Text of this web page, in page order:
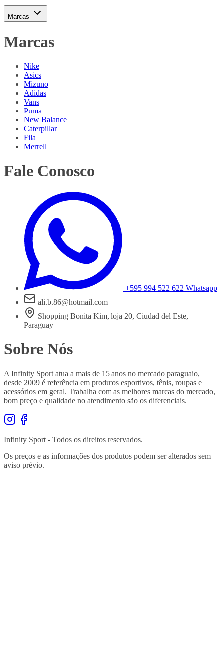
Marcas
Marcas
Nike
Asics
Mizuno
Adidas
Vans
Puma
New Balance
Caterpillar
Fila
Merrell
Fale Conosco
+595 994 522 622 Whatsapp
ali.b.86@hotmail.com
Shopping Bonita Kim, loja 20, Ciudad del Este,
Paraguay
Sobre Nós
A Infinity Sport atua a mais de 15 anos no mercado paraguaio,
desde 2009 é referência em produtos esportivos, tênis, roupas e
acessórios em geral. Trabalha com as melhores marcas do mercado,
bom preço e qualidade no atendimento são os diferenciais.
Infinity Sport - Todos os direitos reservados.
Os preços e as informações dos produtos podem ser alterados sem
aviso prévio.